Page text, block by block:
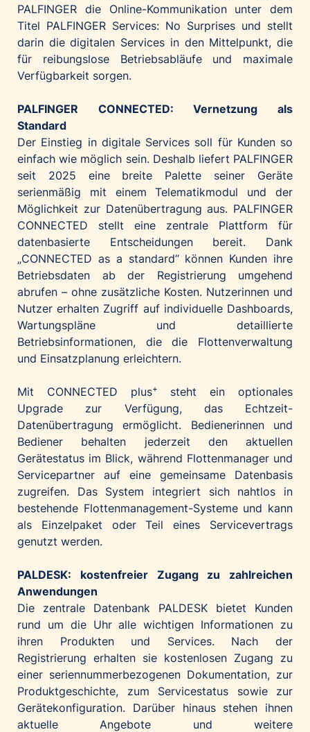
PALFINGER die Online-Kommunikation unter dem
Titel PALFINGER Services: No Surprises und stellt
darin die digitalen Services in den Mittelpunkt, die
für reibungslose Betriebsabläufe und maximale
Verfügbarkeit sorgen.
PALFINGER CONNECTED: Vernetzung als
Standard
Der Einstieg in digitale Services soll für Kunden so
einfach wie möglich sein. Deshalb liefert PALFINGER
seit 2025 eine breite Palette seiner Geräte
serienmäßig mit einem Telematikmodul und der
Möglichkeit zur Datenübertragung aus. PALFINGER
CONNECTED stellt eine zentrale Plattform für
datenbasierte Entscheidungen bereit. Dank
„CONNECTED as a standard“ können Kunden ihre
Betriebsdaten ab der Registrierung umgehend
abrufen – ohne zusätzliche Kosten. Nutzerinnen und
Nutzer erhalten Zugriff auf individuelle Dashboards,
Wartungspläne und detaillierte
Betriebsinformationen, die die Flottenverwaltung
und Einsatzplanung erleichtern.
Mit CONNECTED plus+
steht ein optionales
Upgrade zur Verfügung, das Echtzeit-
Datenübertragung ermöglicht. Bedienerinnen und
Bediener behalten jederzeit den aktuellen
Gerätestatus im Blick, während Flottenmanager und
Servicepartner auf eine gemeinsame Datenbasis
zugreifen. Das System integriert sich nahtlos in
bestehende Flottenmanagement-Systeme und kann
als Einzelpaket oder Teil eines Servicevertrags
genutzt werden.
PALDESK: kostenfreier Zugang zu zahlreichen
Anwendungen
Die zentrale Datenbank PALDESK bietet Kunden
rund um die Uhr alle wichtigen Informationen zu
ihren Produkten und Services. Nach der
Registrierung erhalten sie kostenlosen Zugang zu
einer seriennummerbezogenen Dokumentation, zur
Produktgeschichte, zum Servicestatus sowie zur
Gerätekonfiguration. Darüber hinaus stehen ihnen
aktuelle Angebote und weitere